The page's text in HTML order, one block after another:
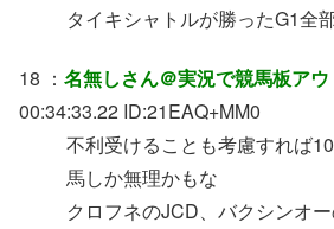
タイキシャトルが勝ったG1全
18 ： 名無しさん＠実況で競馬板アウ
00:34:33.22 ID:21EAQ+MM0
不利受けることも考慮すれば
馬しか無理かもな
クロフネのJCD、バクシンオ